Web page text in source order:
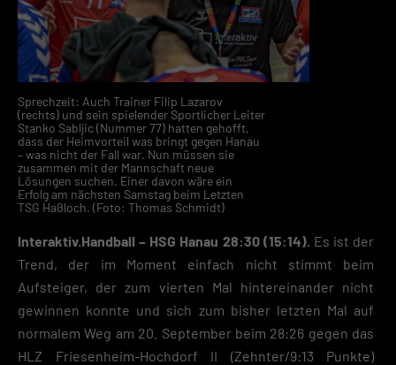
Sprechzeit: Auch Trainer Filip Lazarov
(rechts) und sein spielender Sportlicher Leiter
Stanko Sabljic (Nummer 77) hatten gehofft,
dass der Heimvorteil was bringt gegen Hanau
– was nicht der Fall war. Nun müssen sie
zusammen mit der Mannschaft neue
Lösungen suchen. Einer davon wäre ein
Erfolg am nächsten Samstag beim Letzten
TSG Haßloch. (Foto: Thomas Schmidt)
Interaktiv.Handball – HSG Hanau 28:30 (15:14). Es ist der
Trend, der im Moment einfach nicht stimmt beim
Aufsteiger, der zum vierten Mal hintereinander nicht
gewinnen konnte und sich zum bisher letzten Mal auf
normalem Weg am 20. September beim 28:26 gegen das
HLZ Friesenheim-Hochdorf II (Zehnter/9:13 Punkte)